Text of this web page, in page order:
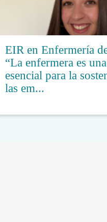
EIR en Enfermería
“La enfermera es
esencial para la
las em...